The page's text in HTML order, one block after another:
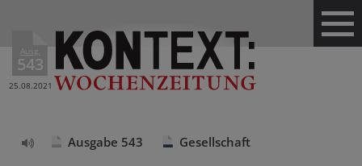
Ausg.
543
25.08.2021
Ausgabe 543 Gesellschaft